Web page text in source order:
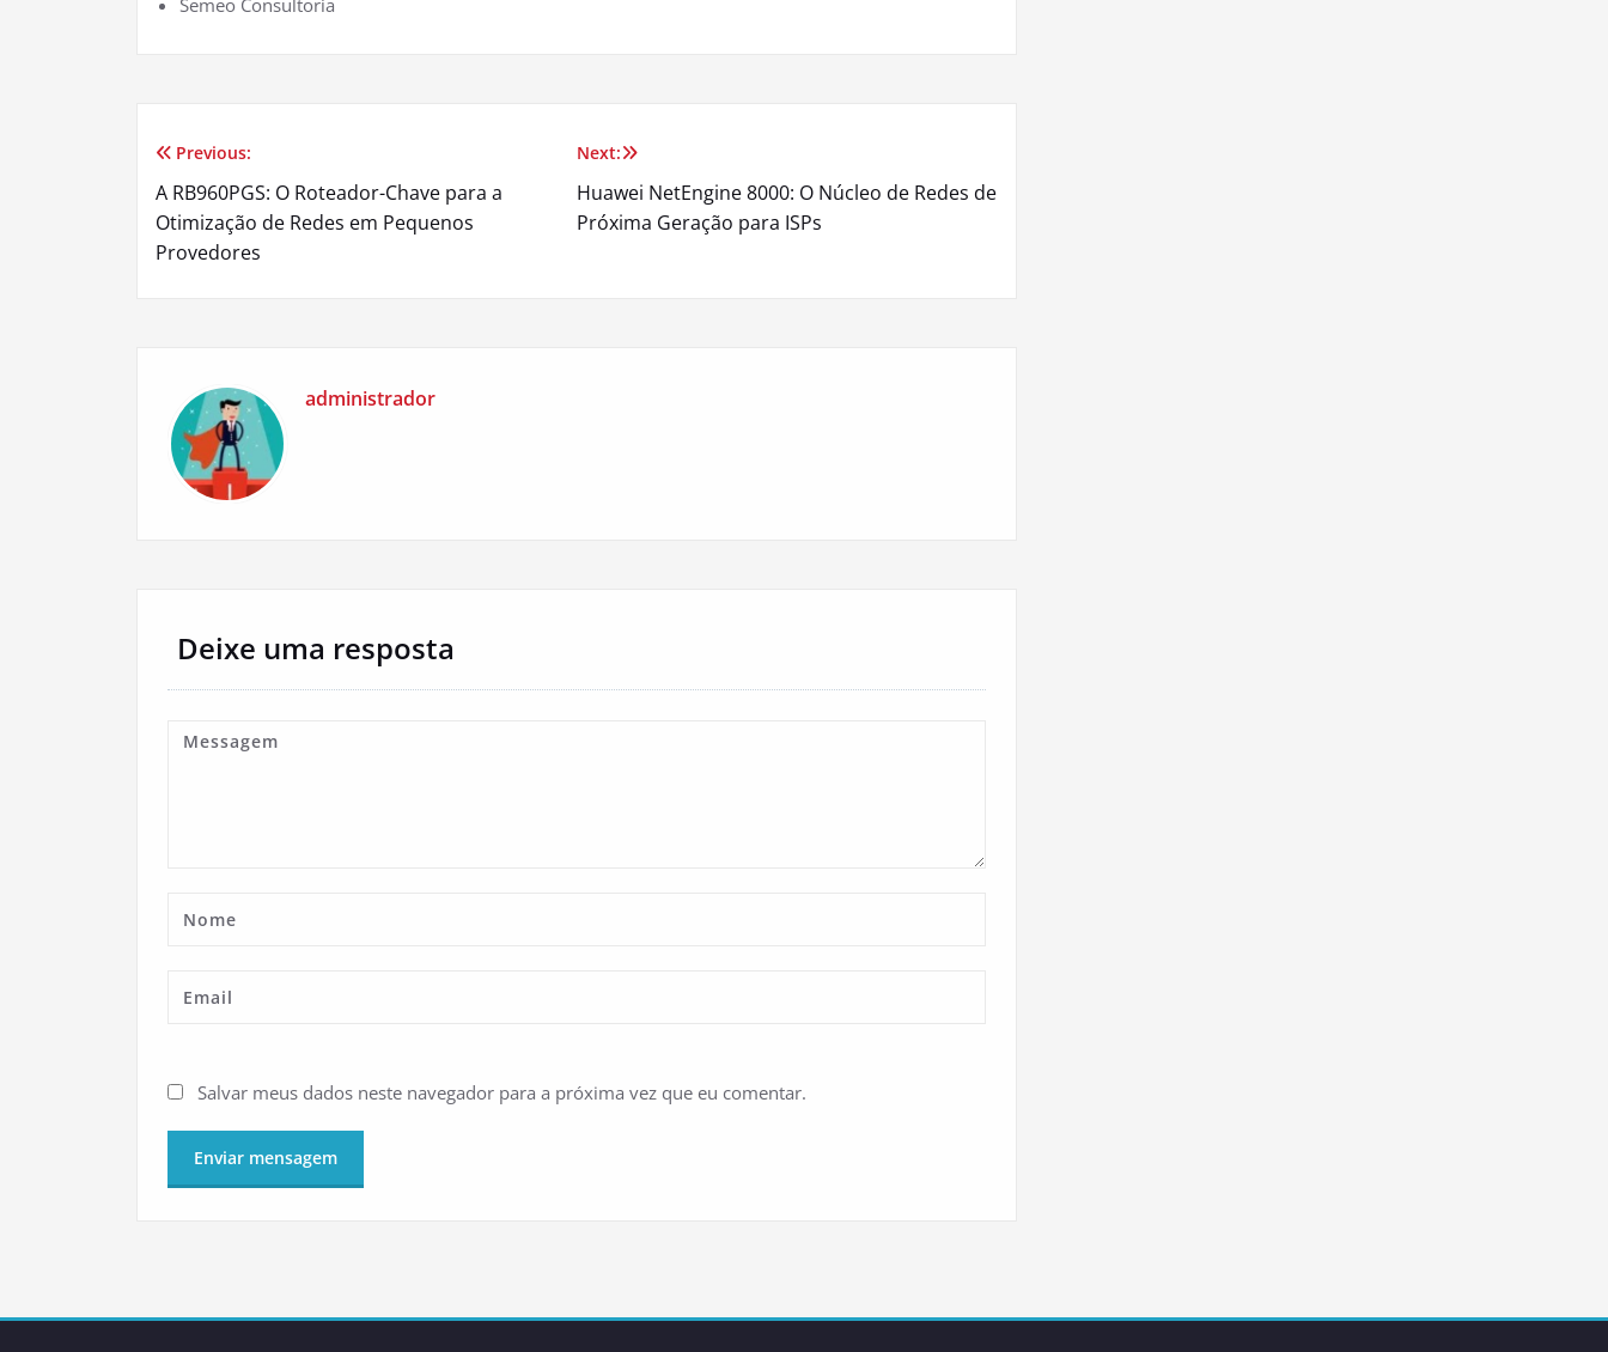
Semeo Consultoria
Navegação
de
Previous:
A RB960PGS: O Roteador-Chave para a
Otimização de Redes em Pequenos
Provedores
Next:
Huawei NetEngine 8000: O Núcleo de Redes de
Próxima Geração para ISPs
administrador
Deixe uma resposta
Salvar meus dados neste navegador para a próxima vez que eu comentar.